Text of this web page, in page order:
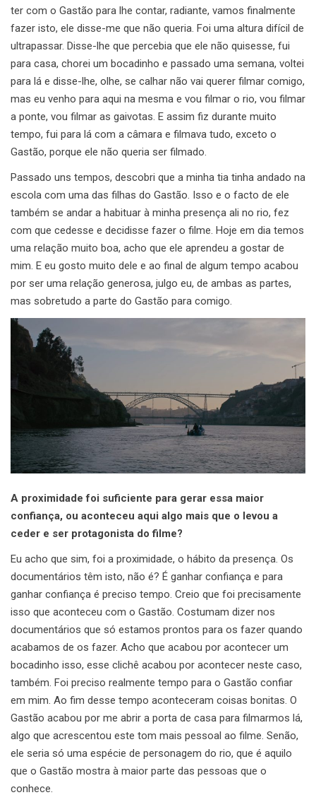
ter com o Gastão para lhe contar, radiante, vamos finalmente
fazer isto, ele disse-me que não queria. Foi uma altura difícil de
ultrapassar. Disse-lhe que percebia que ele não quisesse, fui
para casa, chorei um bocadinho e passado uma semana, voltei
para lá e disse-lhe, olhe, se calhar não vai querer filmar comigo,
mas eu venho para aqui na mesma e vou filmar o rio, vou filmar
a ponte, vou filmar as gaivotas. E assim fiz durante muito
tempo, fui para lá com a câmara e filmava tudo, exceto o
Gastão, porque ele não queria ser filmado.
Passado uns tempos, descobri que a minha tia tinha andado na
escola com uma das filhas do Gastão. Isso e o facto de ele
também se andar a habituar à minha presença ali no rio, fez
com que cedesse e decidisse fazer o filme. Hoje em dia temos
uma relação muito boa, acho que ele aprendeu a gostar de
mim. E eu gosto muito dele e ao final de algum tempo acabou
por ser uma relação generosa, julgo eu, de ambas as partes,
mas sobretudo a parte do Gastão para comigo.
A proximidade foi suficiente para gerar essa maior
confiança, ou aconteceu aqui algo mais que o levou a
ceder e ser protagonista do filme?
Eu acho que sim, foi a proximidade, o hábito da presença. Os
documentários têm isto, não é? É ganhar confiança e para
ganhar confiança é preciso tempo. Creio que foi precisamente
isso que aconteceu com o Gastão. Costumam dizer nos
documentários que só estamos prontos para os fazer quando
acabamos de os fazer. Acho que acabou por acontecer um
bocadinho isso, esse clichê acabou por acontecer neste caso,
também. Foi preciso realmente tempo para o Gastão confiar
em mim. Ao fim desse tempo aconteceram coisas bonitas. O
Gastão acabou por me abrir a porta de casa para filmarmos lá,
algo que acrescentou este tom mais pessoal ao filme. Senão,
ele seria só uma espécie de personagem do rio, que é aquilo
que o Gastão mostra à maior parte das pessoas que o
conhece.